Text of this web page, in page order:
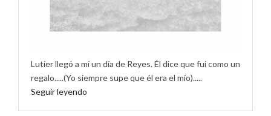
Lutier llegó a mí un día de Reyes. Él dice que fui como un
regalo.....(Yo siempre supe que él era el mío).....
Seguir leyendo